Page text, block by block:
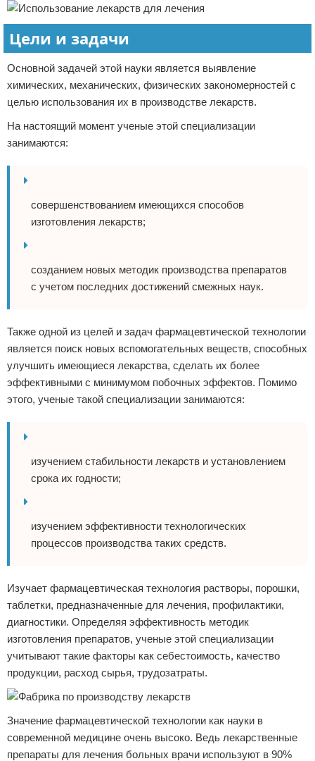
Цели и задачи
Основной задачей этой науки является выявление
химических, механических, физических закономерностей с
целью использования их в производстве лекарств.
На настоящий момент ученые этой специализации
занимаются:
совершенствованием имеющихся способов
изготовления лекарств;
созданием новых методик производства препаратов
с учетом последних достижений смежных наук.
Также одной из целей и задач фармацевтической технологии
является поиск новых вспомогательных веществ, способных
улучшить имеющиеся лекарства, сделать их более
эффективными с минимумом побочных эффектов. Помимо
этого, ученые такой специализации занимаются:
изучением стабильности лекарств и установлением
срока их годности;
изучением эффективности технологических
процессов производства таких средств.
Изучает фармацевтическая технология растворы, порошки,
таблетки, предназначенные для лечения, профилактики,
диагностики. Определяя эффективность методик
изготовления препаратов, ученые этой специализации
учитывают такие факторы как себестоимость, качество
продукции, расход сырья, трудозатраты.
Значение фармацевтической технологии как науки в
современной медицине очень высоко. Ведь лекарственные
препараты для лечения больных врачи используют в 90%